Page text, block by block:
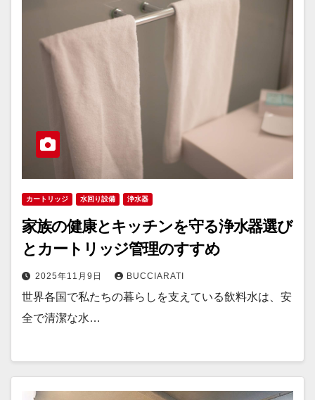
カートリッジ 水回り設備 浄水器
家族の健康とキッチンを守る浄水器選び
とカートリッジ管理のすすめ
2025年11月9日 BUCCIARATI
世界各国で私たちの暮らしを支えている飲料水は、安
全で清潔な水…